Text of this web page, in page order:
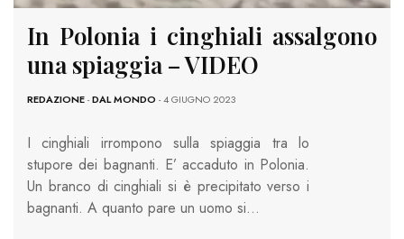
In Polonia i cinghiali assalgono
una spiaggia – VIDEO
REDAZIONE-DAL MONDO - 4 GIUGNO 2023
I cinghiali irrompono sulla spiaggia tra lo
stupore dei bagnanti. E’ accaduto in Polonia.
Un branco di cinghiali si è precipitato verso i
bagnanti. A quanto pare un uomo si…